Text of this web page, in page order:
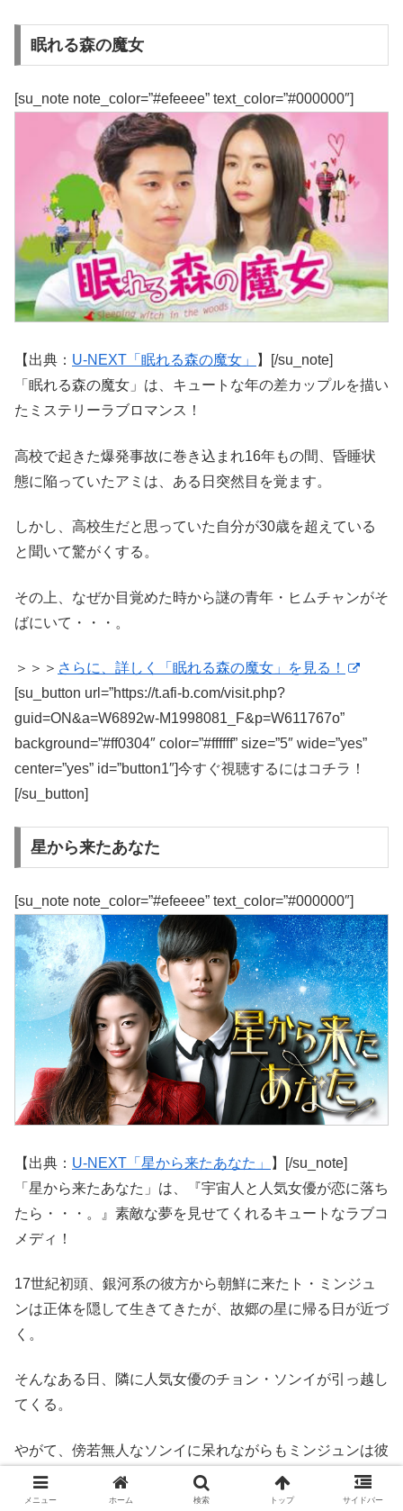
眠れる森の魔女
[su_note note_color=”#efeeee” text_color=”#000000″]
【出典： U-NEXT「眠れる森の魔女」
】[/su_note]
「眠れる森の魔女」は、キュートな年の差カップルを描い
たミステリーラブロマンス！
高校で起きた爆発事故に巻き込まれ16年もの間、昏睡状
態に陥っていたアミは、ある日突然目を覚ます。
しかし、高校生だと思っていた自分が30歳を超えている
と聞いて驚がくする。
その上、なぜか目覚めた時から謎の青年・ヒムチャンがそ
ばにいて・・・。
＞＞＞ さらに、詳しく「眠れる森の魔女」を見る！
[su_button url=”https://t.afi-b.com/visit.php?
guid=ON&a=W6892w-M1998081_F&p=W611767o”
background=”#ff0304″ color=”#ffffff” size=”5″ wide=”yes”
center=”yes” id=”button1″]今すぐ視聴するにはコチラ！
[/su_button]
星から来たあなた
[su_note note_color=”#efeeee” text_color=”#000000″]
【出典： U-NEXT「星から来たあなた」
】[/su_note]
「星から来たあなた」は、『宇宙人と人気女優が恋に落ち
たら・・・。』素敵な夢を見せてくれるキュートなラブコ
メディ！
17世紀初頭、銀河系の彼方から朝鮮に来たト・ミンジュ
ンは正体を隠して生きてきたが、故郷の星に帰る日が近づ
く。
そんなある日、隣に人気女優のチョン・ソンイが引っ越し
てくる。
やがて、傍若無人なソンイに呆れながらもミンジュンは彼
女を守るようになる。
メニュー ホーム 検索 トップ サイドバー